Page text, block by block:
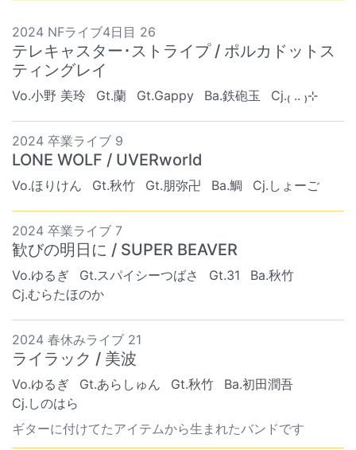
2024 NFライブ4日目 26
テレキャスター･ストライプ / ポルカドットス
ティングレイ
Vo.小野 美玲 Gt.蘭 Gt.Gappy Ba.鉄砲玉 Cj.₍ .. ₎⊹
2024 卒業ライブ 9
LONE WOLF / UVERworld
Vo.ほりけん Gt.秋竹 Gt.朋弥卍 Ba.鯛 Cj.しょーご
2024 卒業ライブ 7
歓びの明日に / SUPER BEAVER
Vo.ゆるぎ Gt.スパイシーつばさ Gt.31
Ba.秋竹
Cj.むらたほのか
2024 春休みライブ 21
ライラック / 美波
Vo.ゆるぎ Gt.あらしゅん Gt.秋竹
Ba.初田潤吾
Cj.しのはら
ギターに付けてたアイテムから生まれたバンドです